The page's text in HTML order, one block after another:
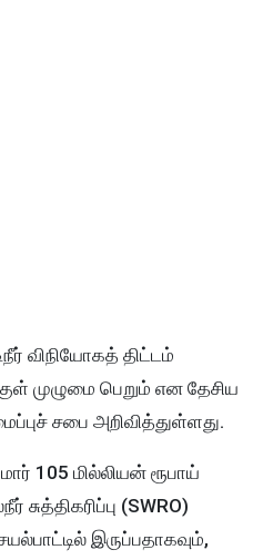
விநியோகத் திட்டம்
முழுமை பெறும் என தேசிய
சபை அறிவித்துள்ளது.
105 மில்லியன் ரூபாய்
(SWRO)
இருப்பதாகவும்,